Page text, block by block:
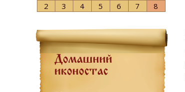
2
3 4 5 6 7 8
Домашний
иконостас